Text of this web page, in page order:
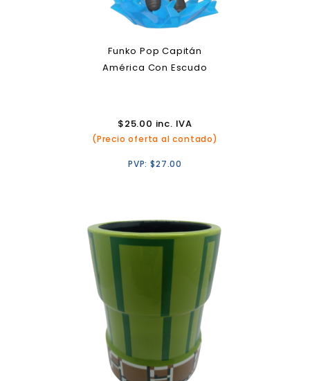
Funko Pop Capitán
América Con Escudo
$25.00 inc. IVA
(Precio oferta al contado)
PVP:$27.00